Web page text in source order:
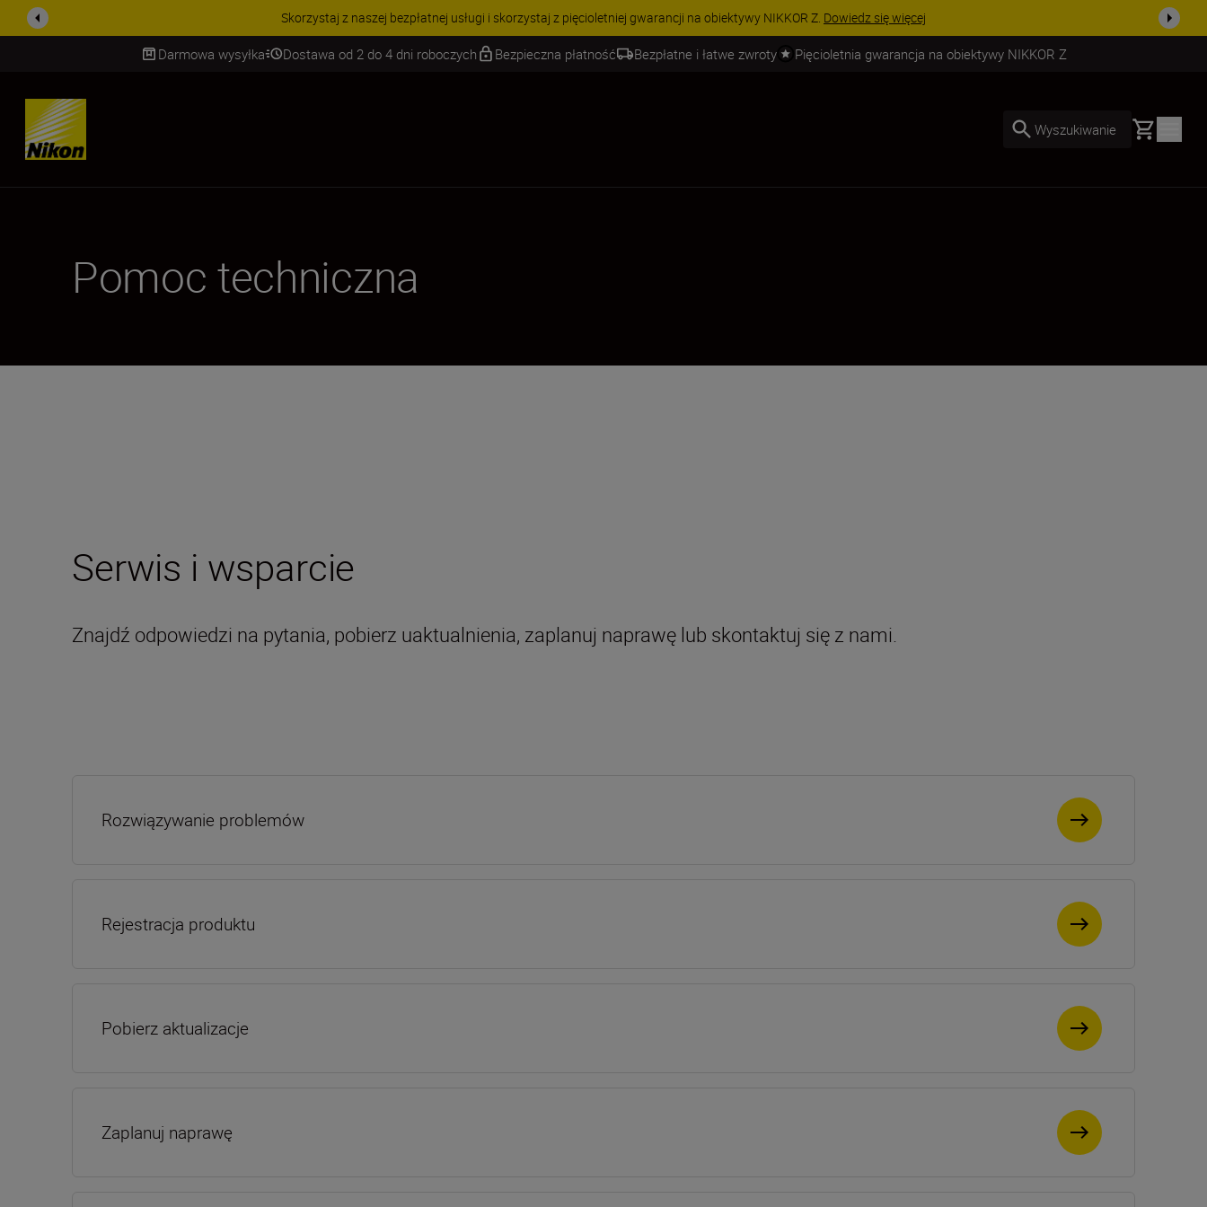
PROMOCJA NA AKCESORIA | Oszczędź 15% na wybranych akcesoriach i skompletuj swój zestaw już dzisiaj!KUP TERAZ
Darmowa wysyłka Dostawa od 2 do 4 dni roboczych Bezpieczna płatność Bezpłatne i łatwe zwroty Pięcioletnia gwarancja na obiektywy NIKKOR Z
SKIP
Wyszukiwanie Basket
Pomoc techniczna
Rozwiązywanie problemów
Rejestracja produktu
Pobierz aktualizacje
Zaplanuj naprawę
Serwis i wsparcie
Znajdź odpowiedzi na pytania, pobierz uaktualnienia, zaplanuj naprawę lub skontaktuj się z nami.